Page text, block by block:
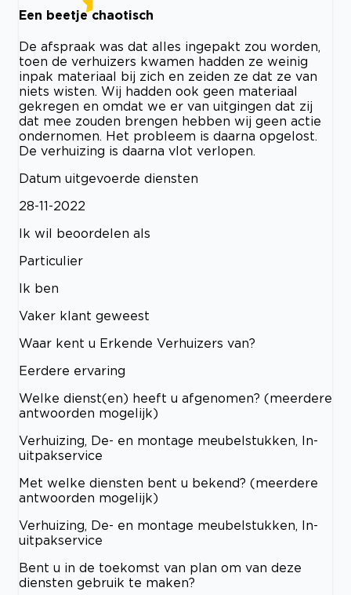
Een beetje chaotisch
De afspraak was dat alles ingepakt zou worden,
toen de verhuizers kwamen hadden ze weinig
inpak materiaal bij zich en zeiden ze dat ze van
niets wisten. Wij hadden ook geen materiaal
gekregen en omdat we er van uitgingen dat zij
dat mee zouden brengen hebben wij geen actie
ondernomen. Het probleem is daarna opgelost.
De verhuizing is daarna vlot verlopen.
Datum uitgevoerde diensten
28-11-2022
Ik wil beoordelen als
Particulier
Ik ben
Vaker klant geweest
Waar kent u Erkende Verhuizers van?
Eerdere ervaring
Welke dienst(en) heeft u afgenomen? (meerdere
antwoorden mogelijk)
Verhuizing, De- en montage meubelstukken, In-
uitpakservice
Met welke diensten bent u bekend? (meerdere
antwoorden mogelijk)
Verhuizing, De- en montage meubelstukken, In-
uitpakservice
Bent u in de toekomst van plan om van deze
diensten gebruik te maken?